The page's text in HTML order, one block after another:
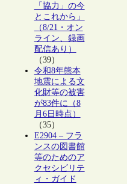
「協力」の今
とこれから」
（8/21・オン
ライン、録画
配信あり）
（39）
令和8年熊本
地震による文
化財等の被害
が83件に（8
月6日時点）
（35）
E2904 – フラ
ンスの図書館
等のためのア
クセシビリテ
ィ・ガイド